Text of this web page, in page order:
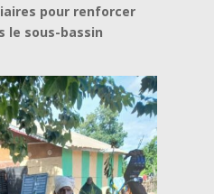
pour renforcer
le sous-bassin